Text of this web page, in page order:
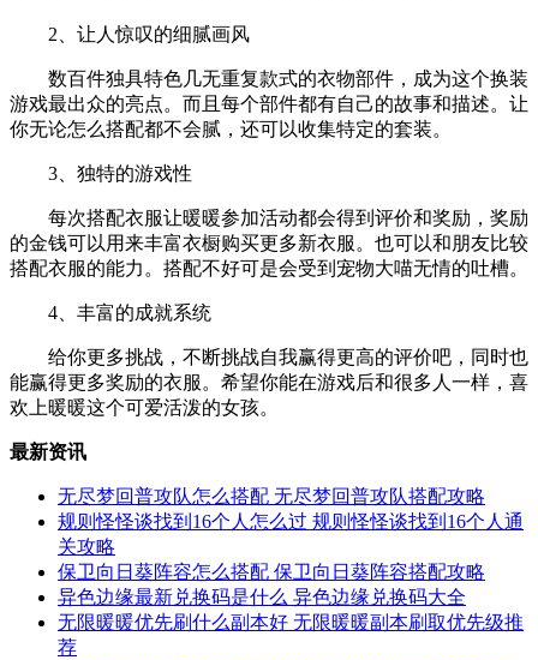
2、让人惊叹的细腻画风
数百件独具特色几无重复款式的衣物部件，成为这个换装
游戏最出众的亮点。而且每个部件都有自己的故事和描述。让
你无论怎么搭配都不会腻，还可以收集特定的套装。
3、独特的游戏性
每次搭配衣服让暖暖参加活动都会得到评价和奖励，奖励
的金钱可以用来丰富衣橱购买更多新衣服。也可以和朋友比较
搭配衣服的能力。搭配不好可是会受到宠物大喵无情的吐槽。
4、丰富的成就系统
给你更多挑战，不断挑战自我赢得更高的评价吧，同时也
能赢得更多奖励的衣服。希望你能在游戏后和很多人一样，喜
欢上暖暖这个可爱活泼的女孩。
最新资讯
无尽梦回普攻队怎么搭配 无尽梦回普攻队搭配攻略
规则怪怪谈找到16个人怎么过 规则怪怪谈找到16个人通
关攻略
保卫向日葵阵容怎么搭配 保卫向日葵阵容搭配攻略
异色边缘最新兑换码是什么 异色边缘兑换码大全
无限暖暖优先刷什么副本好 无限暖暖副本刷取优先级推
荐